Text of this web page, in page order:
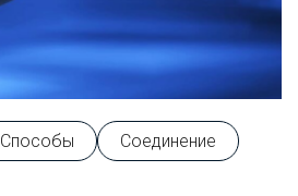
Способы Соединение